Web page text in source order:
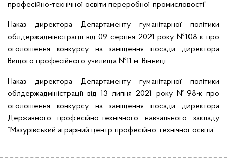
професійно-технічної освіти переробної промисловості”
Наказ директора Департаменту гуманітарної політики
облдержадміністрації від 09 серпня 2021 року №108-к про
оголошення конкурсу на заміщення посади директора
Вищого професійного училища №11 м. Вінниці
Наказ директора Департаменту гуманітарної політики
облдержадміністрації від 13 липня 2021 року №98-к про
оголошення конкурсу на заміщення посади директора
Державного професійно-технічного навчального закладу
“Мазурівський аграрний центр професійно-технічної освіти”